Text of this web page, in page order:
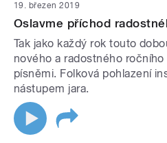
19. březen 2019
Oslavme příchod
Tak jako každý rok touto
nového a radostného
písněmi. Folková pohlazení
nástupem jara.